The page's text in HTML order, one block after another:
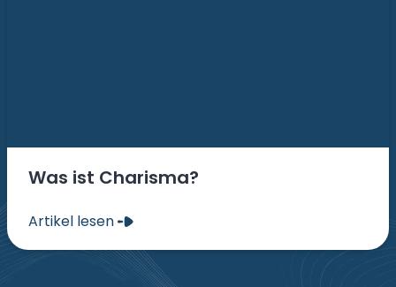
Was ist Charisma?
Artikel lesen